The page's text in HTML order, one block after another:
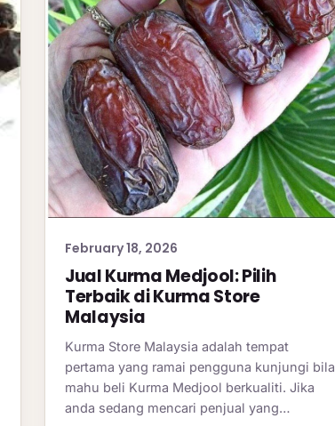
February 18, 2026
Jual Kurma Medjool: Pilih
Terbaik di Kurma Store
Malaysia
Kurma Store Malaysia adalah tempat
pertama yang ramai pengguna kunjungi bila
mahu beli Kurma Medjool berkualiti. Jika
anda sedang mencari penjual yang…